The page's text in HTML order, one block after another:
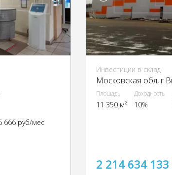
666 руб/мес
Инвестиции в склад
Площадь
11 350 м²
Доходность
10%
2 214 634 133